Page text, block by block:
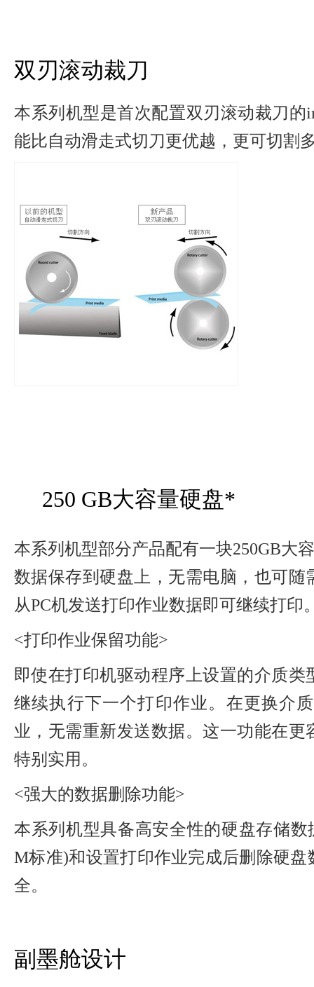
双刃滚动裁刀
本系列机型是首次配置双刃滚动裁刀的
能比自动滑走式切刀更优越，更可切割
250 GB大容量硬盘*
本系列机型部分产品配有一块250GB大
数据保存到硬盘上，无需电脑，也可
从PC机发送打印作业数据即可继续打印
<打印作业保留功能>
即使在打印机驱动程序上设置的介质
继续执行下一个打印作业。在更换介
业，无需重新发送数据。这一功能在
特别实用。
<强大的数据删除功能>
本系列机型具备高安全性的硬盘存储数
M标准)和设置打印作业完成后删除硬
全。
副墨舱设计